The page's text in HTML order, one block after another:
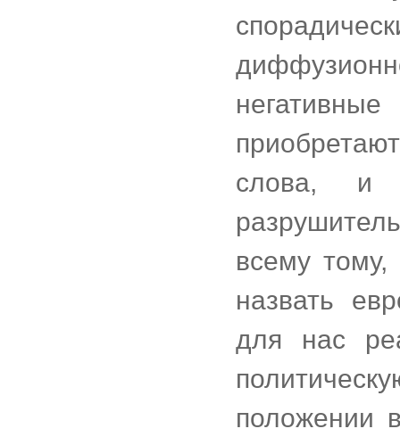
слова, и
всему
назвать
для нас
положении